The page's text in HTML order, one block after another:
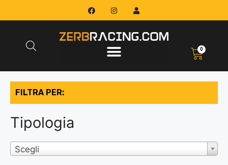
0
FILTRA PER:
Tipologia
Scegli